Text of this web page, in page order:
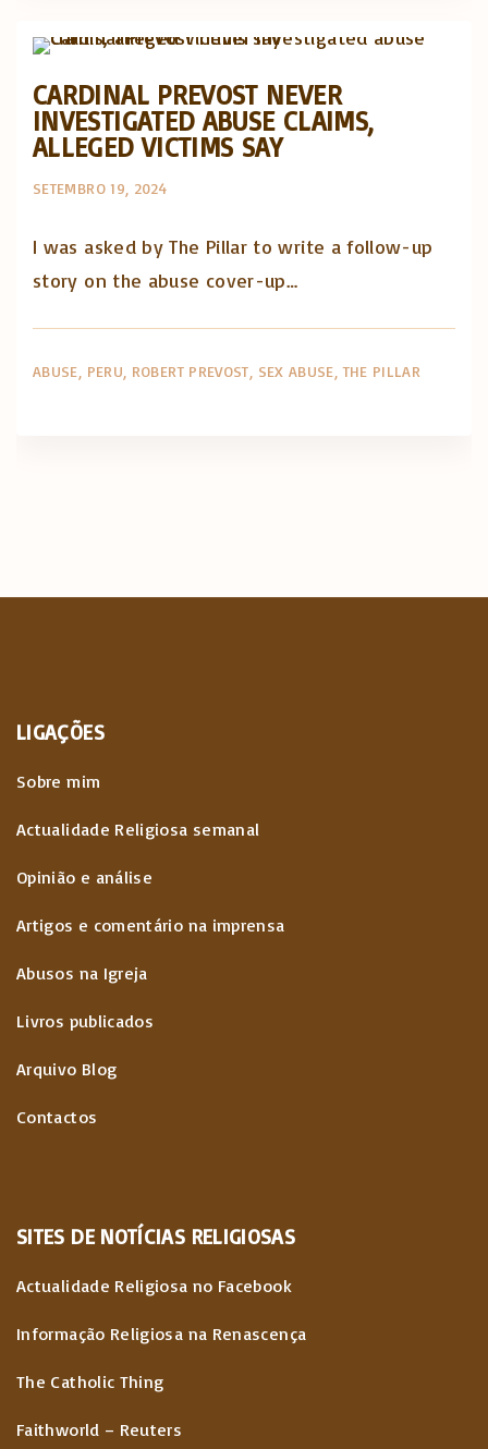
CARDINAL PREVOST NEVER
INVESTIGATED ABUSE CLAIMS,
ALLEGED VICTIMS SAY
SETEMBRO 19, 2024
I was asked by The Pillar to write a follow-up
story on the abuse cover-up…
ABUSE PERU ROBERT PREVOST SEX ABUSE THE PILLAR
LIGAÇÕES
Sobre mim
Actualidade Religiosa semanal
Opinião e análise
Artigos e comentário na imprensa
Abusos na Igreja
Livros publicados
Arquivo Blog
Contactos
SITES DE NOTÍCIAS RELIGIOSAS
Actualidade Religiosa no Facebook
Informação Religiosa na Renascença
The Catholic Thing
Faithworld – Reuters